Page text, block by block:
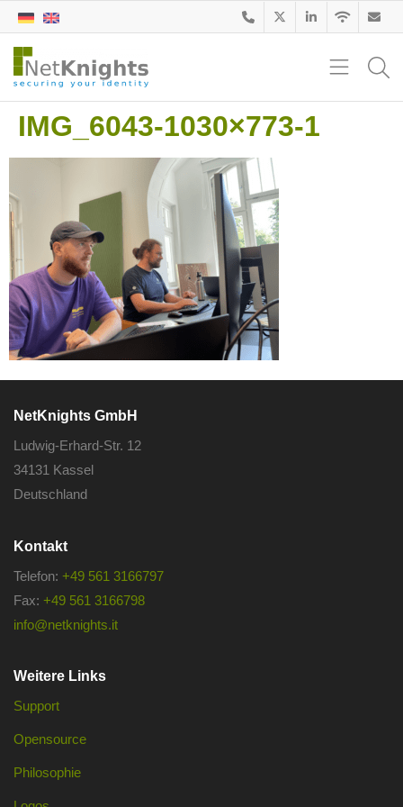
IMG_6043-1030×773-1
NetKnights GmbH
Ludwig-Erhard-Str. 12
34131 Kassel
Deutschland
Kontakt
Telefon: +49 561 3166797
Fax: +49 561 3166798
info@netknights.it
Weitere Links
Support
Opensource
Philosophie